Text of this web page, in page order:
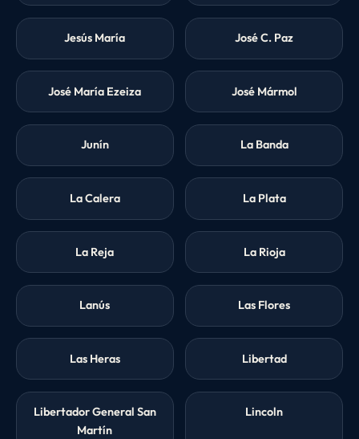
Jesús María José C. Paz
José María Ezeiza José Mármol
Junín La Banda
La Calera La Plata
La Reja La Rioja
Lanús Las Flores
Las Heras Libertad
Libertador General San
Martín
Lincoln